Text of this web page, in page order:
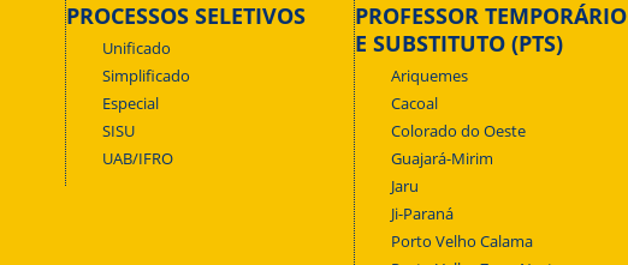
PROCESSOS SELETIVOS
Unificado
Simplificado
Especial
SISU
UAB/IFRO
PROFESSOR TEMPORÁRIO
E SUBSTITUTO (PTS)
Ariquemes
Cacoal
Colorado do Oeste
Guajará-Mirim
Jaru
Ji-Paraná
Porto Velho Calama